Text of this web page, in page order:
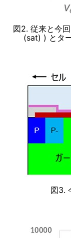
図2. 従来と今
(sat) ) とタ
図3.